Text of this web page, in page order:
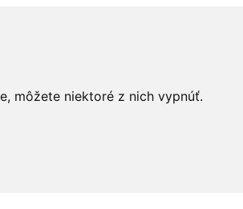
môžete niektoré z nich vypnúť.